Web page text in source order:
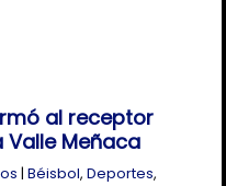
al receptor
Meñaca
|Béisbol,Deportes,